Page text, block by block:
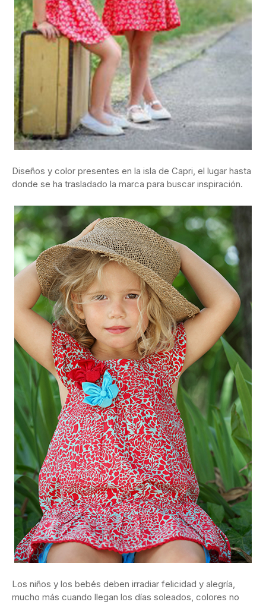
Diseños y color presentes en la isla de Capri, el lugar hasta
donde se ha trasladado la marca para buscar inspiración.
Los niños y los bebés deben irradiar felicidad y alegría,
mucho más cuando llegan los días soleados, colores no